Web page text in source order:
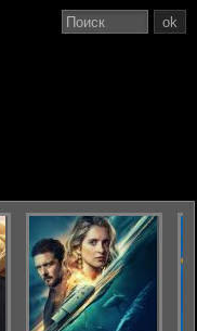
ok